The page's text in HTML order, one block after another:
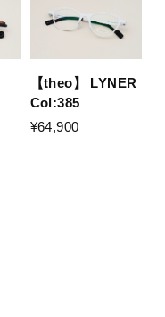
【theo】 LYNER
Col:385
¥64,900